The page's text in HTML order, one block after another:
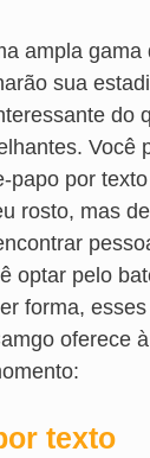
ampla gama
sua
do
Você
papo por
rosto, mas
optar pelo
forma,
oferece
texto